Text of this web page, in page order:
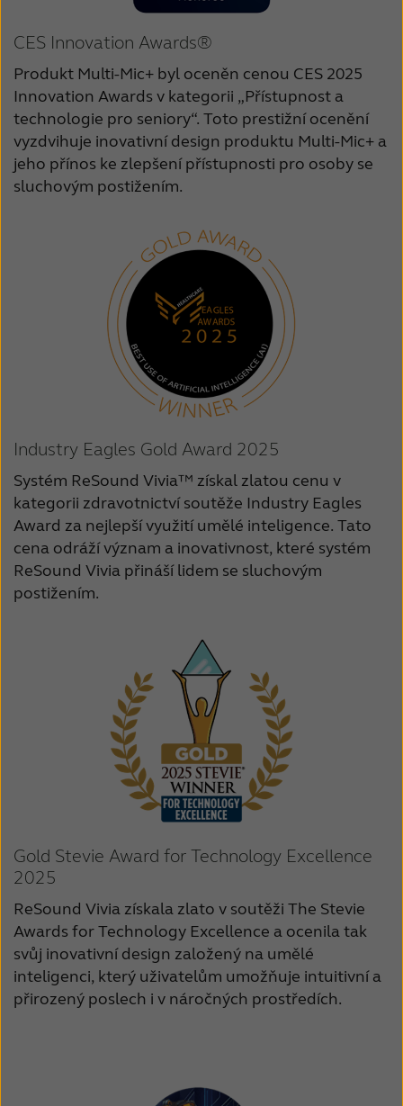
CES Innovation Awards®
Produkt Multi-Mic+ byl oceněn cenou CES 2025
Innovation Awards v kategorii „Přístupnost a
technologie pro seniory“. Toto prestižní ocenění
vyzdvihuje inovativní design produktu Multi-Mic+ a
jeho přínos ke zlepšení přístupnosti pro osoby se
sluchovým postižením.
Industry Eagles Gold Award 2025
Systém ReSound Vivia™ získal zlatou cenu v
kategorii zdravotnictví soutěže Industry Eagles
Award za nejlepší využití umělé inteligence. Tato
cena odráží význam a inovativnost, které systém
ReSound Vivia přináší lidem se sluchovým
postižením.
Gold Stevie Award for Technology Excellence
2025
ReSound Vivia získala zlato v soutěži The Stevie
Awards for Technology Excellence a ocenila tak
svůj inovativní design založený na umělé
inteligenci, který uživatelům umožňuje intuitivní a
přirozený poslech i v náročných prostředích.